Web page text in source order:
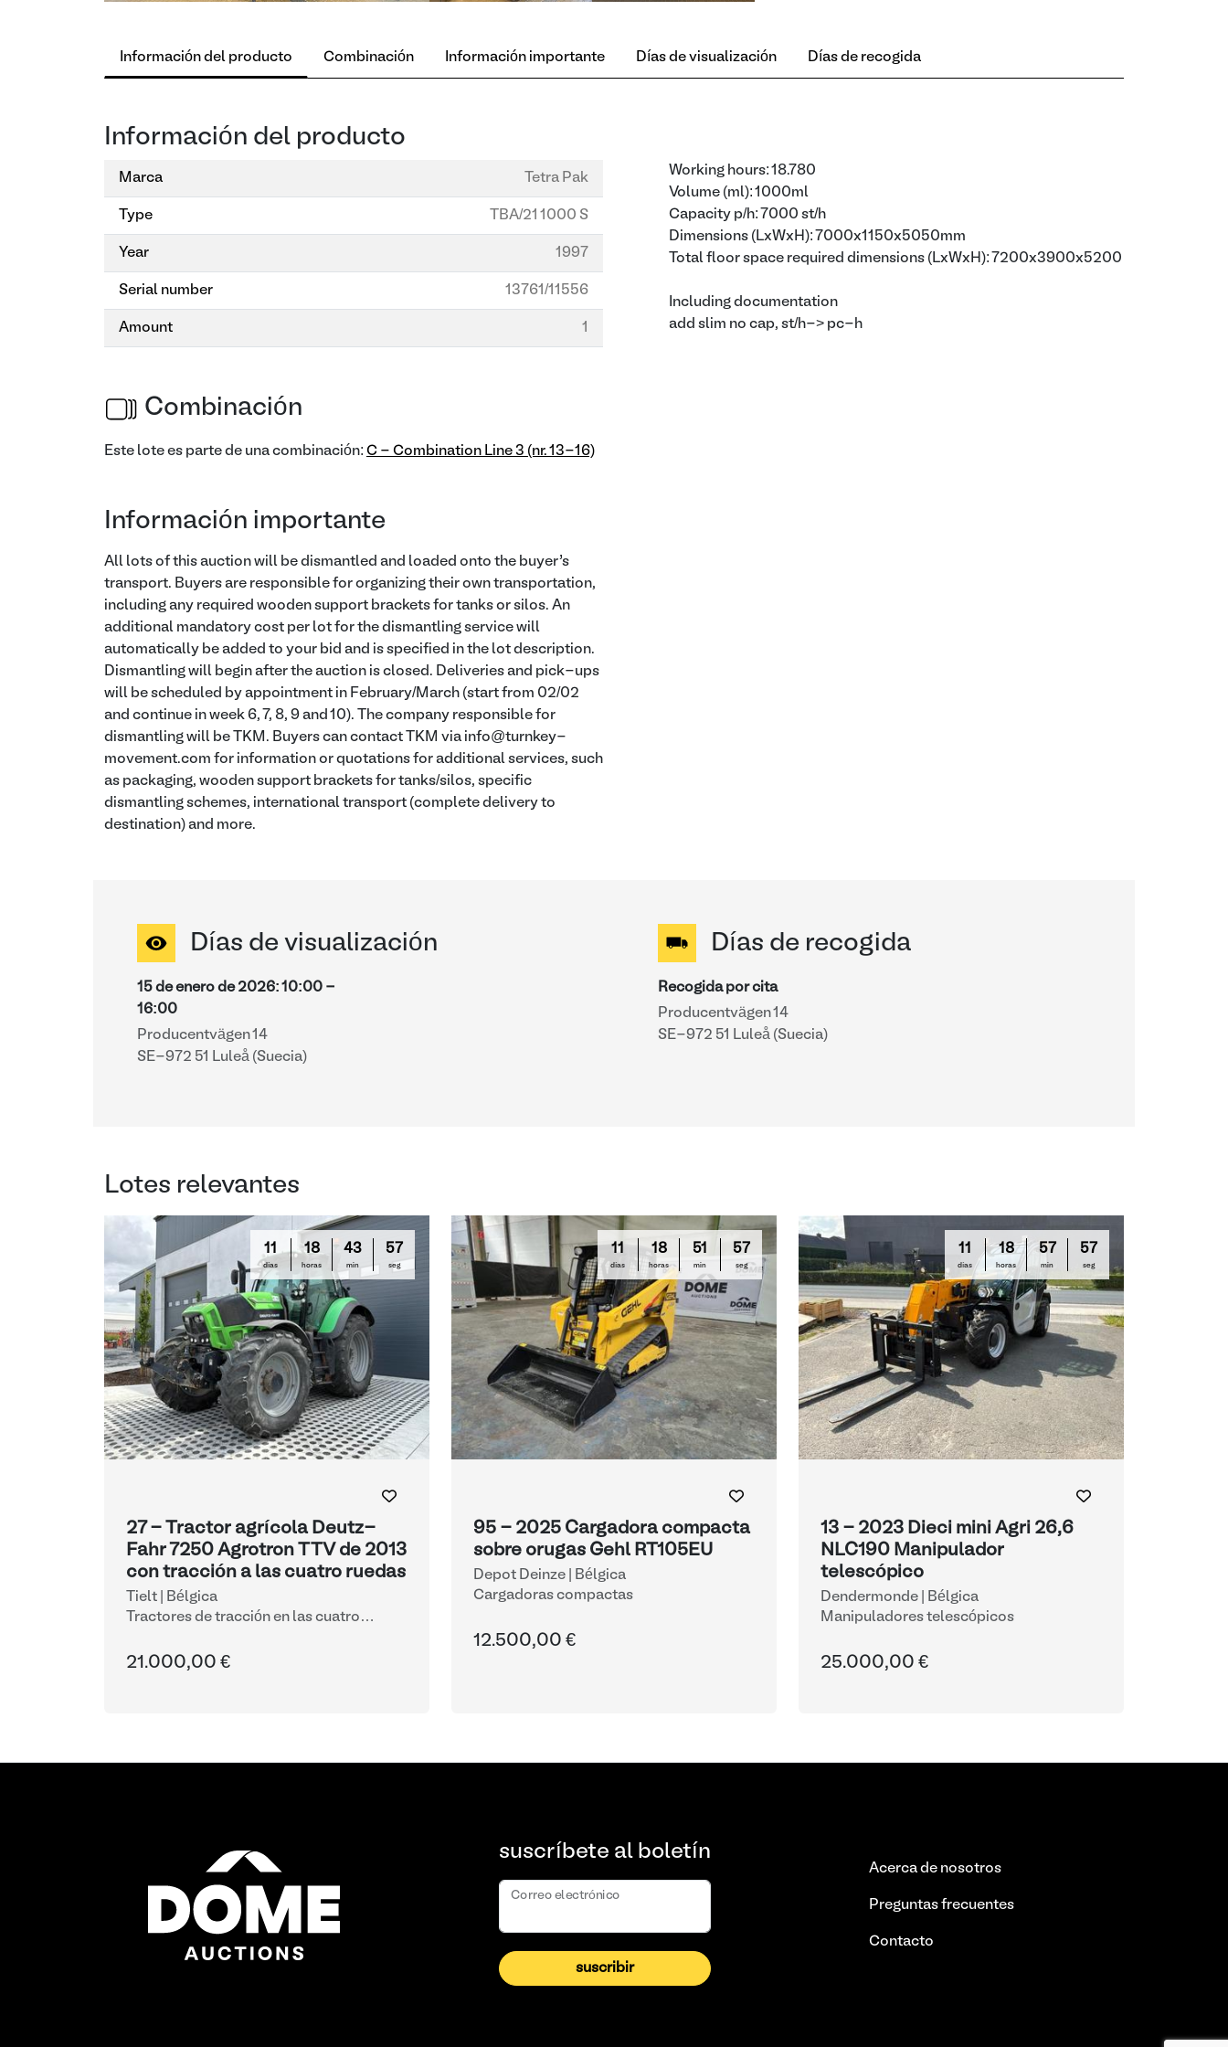
Información del producto Combinación Información importante Días de visualización Días de recogida
Información del producto
Marca Tetra Pak
Type TBA/21 1000 S
Year 1997
Serial number 13761/11556
Amount 1
Combinación
Este lote es parte de una combinación: C - Combination Line 3 (nr. 13-16)
Información importante
All lots of this auction will be dismantled and loaded onto the buyer’s
transport. Buyers are responsible for organizing their own transportation,
including any required wooden support brackets for tanks or silos. An
additional mandatory cost per lot for the dismantling service will
automatically be added to your bid and is specified in the lot description.
Dismantling will begin after the auction is closed. Deliveries and pick-ups
will be scheduled by appointment in February/March (start from 02/02
and continue in week 6, 7, 8, 9 and 10). The company responsible for
dismantling will be TKM. Buyers can contact TKM via info@turnkey-
movement.com for information or quotations for additional services, such
as packaging, wooden support brackets for tanks/silos, specific
dismantling schemes, international transport (complete delivery to
destination) and more.
Working hours: 18.780
Volume (ml): 1000ml
Capacity p/h: 7000 st/h
Dimensions (LxWxH): 7000x1150x5050mm
Total floor space required dimensions (LxWxH): 7200x3900x5200
Including documentation
add slim no cap, st/h-> pc-h
Días de visualización
15 de enero de 2026: 10:00 -
16:00
Producentvägen 14
SE-972 51 Luleå (Suecia)
Días de recogida
Recogida por cita
Producentvägen 14
SE-972 51 Luleå (Suecia)
Lotes relevantes
11
días
18
horas
43
min
56
seg
27 - Tractor agrícola Deutz-
Fahr 7250 Agrotron TTV de 2013
con tracción a las cuatro ruedas
Tielt | Bélgica
Tractores de tracción en las cuatro
21.000,00 €
11
días
18
horas
51
min
56
seg
95 - 2025 Cargadora compacta
sobre orugas Gehl RT105EU
Depot Deinze | Bélgica
Cargadoras compactas
12.500,00 €
11
días
18
horas
57
min
56
seg
13 - 2023 Dieci mini Agri 26,6
NLC190 Manipulador
telescópico
Dendermonde | Bélgica
Manipuladores telescópicos
25.000,00 €
suscríbete al boletín
Correo electrónico
suscribir
Acerca de nosotros
Preguntas frecuentes
Contacto